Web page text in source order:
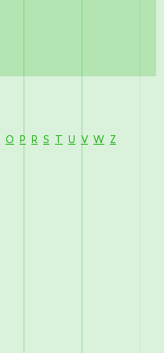
O P R S T U V W Z